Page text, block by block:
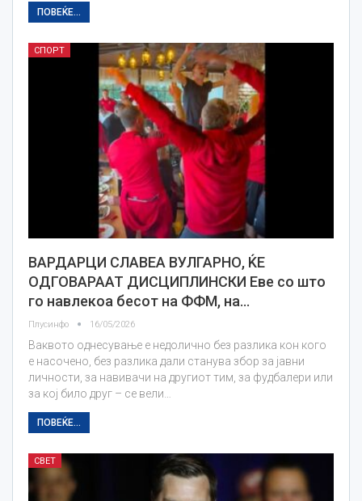
ПОВЕЌЕ...
СПОРТ
ВАРДАРЦИ СЛАВЕА ВУЛГАРНО, ЌЕ
ОДГОВАРААТ ДИСЦИПЛИНСКИ Еве со што
го навлекоа бесот на ФФМ, на…
Плусинфо 16/05/2026
Ваквото однесување е недолично без разлика кон кого
е насочено, без разлика дали станува збор за јавни
личности, за навивачи на другиот тим, за фудбалери или
за кој било друг – се вели…
ПОВЕЌЕ...
СВЕТ